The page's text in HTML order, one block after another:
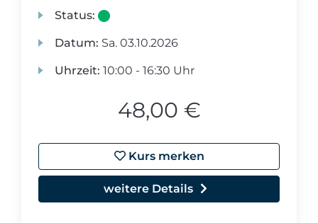
Status:
Datum: Sa. 03.10.2026
Uhrzeit: 10:00 - 16:30 Uhr
48,00 €
Kurs merken
weitere Details